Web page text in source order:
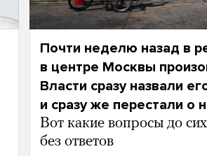
Почти неделю назад в
в центре Москвы
Власти сразу назвали
и сразу же перестали о
Вот какие вопросы до
без ответов